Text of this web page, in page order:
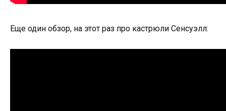
Еще один обзор, на этот раз про кастрюли Сенсуэлл: